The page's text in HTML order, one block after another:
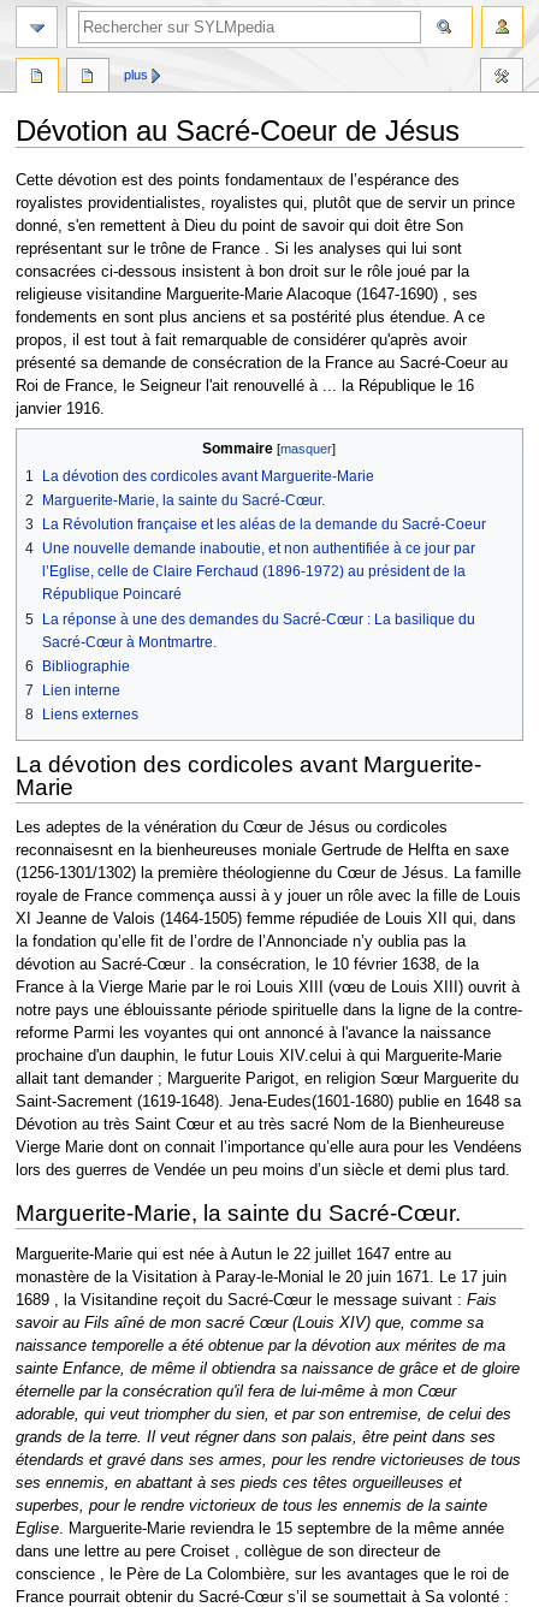
Dévotion au Sacré-Coeur de Jésus
Aller
à
la
navigation
Aller
à
la
recherche
Cette dévotion est des points fondamentaux de l’espérance des
royalistes providentialistes, royalistes qui, plutôt que de servir un prince
donné, s'en remettent à Dieu du point de savoir qui doit être Son
représentant sur le trône de France . Si les analyses qui lui sont
consacrées ci-dessous insistent à bon droit sur le rôle joué par la
religieuse visitandine Marguerite-Marie Alacoque (1647-1690) , ses
fondements en sont plus anciens et sa postérité plus étendue. A ce
propos, il est tout à fait remarquable de considérer qu'après avoir
présenté sa demande de consécration de la France au Sacré-Coeur au
Roi de France, le Seigneur l'ait renouvellé à ... la République le 16
janvier 1916.
Sommaire
1
La dévotion des cordicoles avant Marguerite-Marie
2
Marguerite-Marie, la sainte du Sacré-Cœur.
3
La Révolution française et les aléas de la demande du Sacré-Coeur
4 Une nouvelle demande inaboutie, et non authentifiée à ce jour par
l’Eglise, celle de Claire Ferchaud (1896-1972) au président de la
République Poincaré
5 La réponse à une des demandes du Sacré-Cœur : La basilique du
Sacré-Cœur à Montmartre.
6
Bibliographie
7
Lien interne
8
Liens externes
La dévotion des cordicoles avant Marguerite-
Marie
Les adeptes de la vénération du Cœur de Jésus ou cordicoles
reconnaisesnt en la bienheureuses moniale Gertrude de Helfta en saxe
(1256-1301/1302) la première théologienne du Cœur de Jésus. La famille
royale de France commença aussi à y jouer un rôle avec la fille de Louis
XI Jeanne de Valois (1464-1505) femme répudiée de Louis XII qui, dans
la fondation qu’elle fit de l’ordre de l’Annonciade n’y oublia pas la
dévotion au Sacré-Cœur . la consécration, le 10 février 1638, de la
France à la Vierge Marie par le roi Louis XIII (vœu de Louis XIII) ouvrit à
notre pays une éblouissante période spirituelle dans la ligne de la contre-
reforme Parmi les voyantes qui ont annoncé à l'avance la naissance
prochaine d'un dauphin, le futur Louis XIV.celui à qui Marguerite-Marie
allait tant demander ; Marguerite Parigot, en religion Sœur Marguerite du
Saint-Sacrement (1619-1648). Jena-Eudes(1601-1680) publie en 1648 sa
Dévotion au très Saint Cœur et au très sacré Nom de la Bienheureuse
Vierge Marie dont on connait l’importance qu’elle aura pour les Vendéens
lors des guerres de Vendée un peu moins d’un siècle et demi plus tard.
Marguerite-Marie, la sainte du Sacré-Cœur.
Marguerite-Marie qui est née à Autun le 22 juillet 1647 entre au
monastère de la Visitation à Paray-le-Monial le 20 juin 1671. Le 17 juin
1689 , la Visitandine reçoit du Sacré-Cœur le message suivant : Fais
savoir au Fils aîné de mon sacré Cœur (Louis XIV) que, comme sa
naissance temporelle a été obtenue par la dévotion aux mérites de ma
sainte Enfance, de même il obtiendra sa naissance de grâce et de gloire
éternelle par la consécration qu'il fera de lui-même à mon Cœur
adorable, qui veut triompher du sien, et par son entremise, de celui des
grands de la terre. Il veut régner dans son palais, être peint dans ses
étendards et gravé dans ses armes, pour les rendre victorieuses de tous
ses ennemis, en abattant à ses pieds ces têtes orgueilleuses et
superbes, pour le rendre victorieux de tous les ennemis de la sainte
Eglise. Marguerite-Marie reviendra le 15 septembre de la même année
dans une lettre au pere Croiset , collègue de son directeur de
conscience , le Père de La Colombière, sur les avantages que le roi de
France pourrait obtenir du Sacré-Cœur s’il se soumettait à Sa volonté :
plus